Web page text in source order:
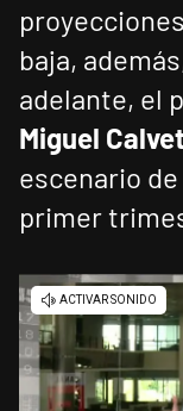
baja,
adelante, el
Miguel
escenario
primer